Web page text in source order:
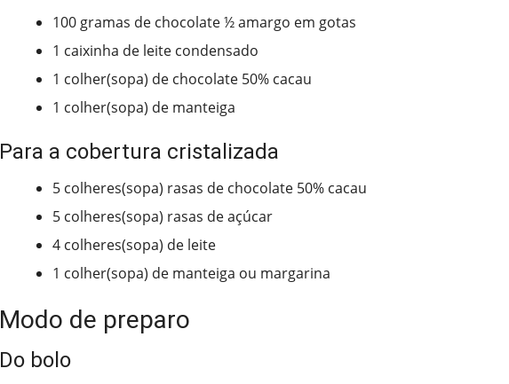
100 gramas de chocolate ½ amargo em gotas
1 caixinha de leite condensado
1 colher(sopa) de chocolate 50% cacau
1 colher(sopa) de manteiga
Para a cobertura cristalizada
5 colheres(sopa) rasas de chocolate 50% cacau
5 colheres(sopa) rasas de açúcar
4 colheres(sopa) de leite
1 colher(sopa) de manteiga ou margarina
Modo de preparo
Do bolo